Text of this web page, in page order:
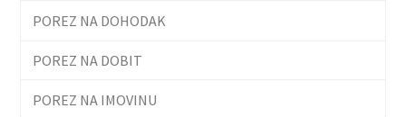
POREZ NA DOHODAK
POREZ NA DOBIT
POREZ NA IMOVINU